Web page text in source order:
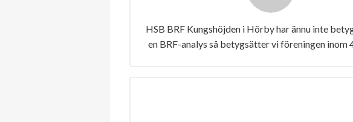
HSB BRF Kungshöjden i Hörby har ännu inte
en BRF-analys så betygsätter vi föreningen inom